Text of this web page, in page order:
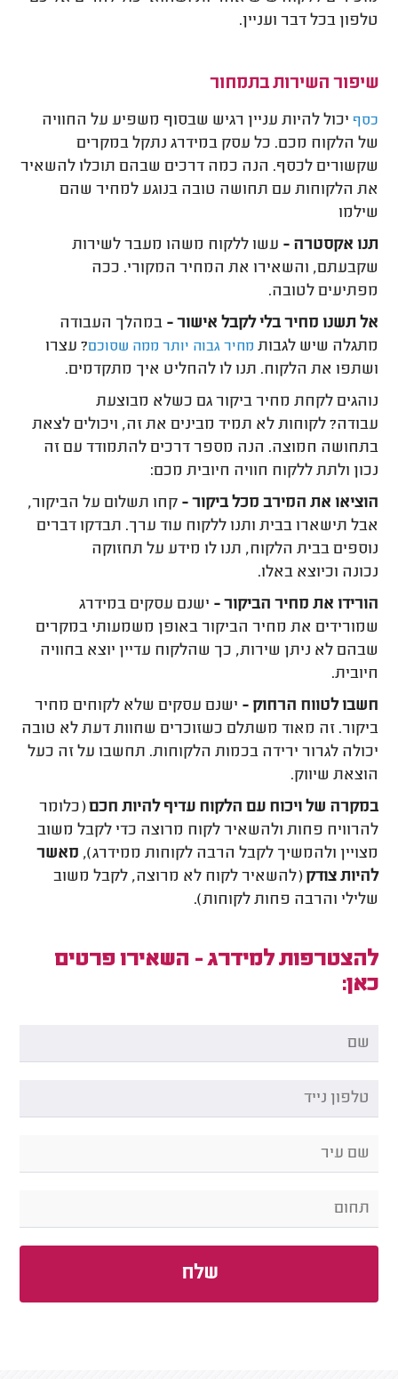
טלפון בכל דבר ועניין.
שיפור השירות בתמחור
כסף יכול להיות עניין רגיש שבסוף משפיע על החוויה
של הלקוח מכם. כל עסק במידרג נתקל במקרים
שקשורים לכסף. הנה כמה דרכים שבהם תוכלו להשאיר
את הלקוחות עם תחושה טובה בנוגע למחיר שהם
שילמו
תנו אקסטרה - עשו ללקוח משהו מעבר לשירות
שקבעתם, והשאירו את המחיר המקורי. ככה
מפתיעים לטובה.
אל תשנו מחיר בלי לקבל אישור -במהלך העבודה
מתגלה שיש לגבות מחיר גבוה יותר ממה שסוכם? עצרו
ושתפו את הלקוח. תנו לו להחליט איך מתקדמים.
נוהגים לקחת מחיר ביקור גם כשלא מבוצעת
עבודה? לקוחות לא תמיד מבינים את זה, ויכולים לצאת
בתחושה חמוצה. הנה מספר דרכים להתמודד עם זה
נכון ולתת ללקוח חוויה חיובית מכם:
הוציאו את המירב מכל ביקור -קחו תשלום על הביקור,
אבל תישארו בבית ותנו ללקוח עוד ערך. תבדקו דברים
נוספים בבית הלקוח, תנו לו מידע על תחזוקה
נכונה וכיוצא באלו.
הורידו את מחיר הביקור - ישנם עסקים במידרג
שמורידים את מחיר הביקור באופן משמעותי במקרים
שבהם לא ניתן שירות, כך שהלקוח עדיין יוצא בחוויה
חיובית.
חשבו לטווח הרחוק - ישנם עסקים שלא לקוחים מחיר
ביקור. זה מאוד משתלם כשזוכרים שחוות דעת לא טובה
יכולה לגרור ירידה בכמות הלקוחות. תחשבו על זה כעל
הוצאת שיווק.
במקרה של ויכוח עם הלקוח עדיף להיות חכם(כלומר
להרוויח פחות ולהשאיר לקוח מרוצה כדי לקבל משוב
מצויין ולהמשיך לקבל הרבה לקוחות ממידרג), מאשר
להיות צודק (להשאיר לקוח לא מרוצה, לקבל משוב
שלילי והרבה פחות לקוחות).
להצטרפות למידרג - השאירו פרטים
כאן: